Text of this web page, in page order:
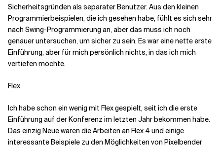
Sicherheitsgründen als separater Benutzer. Aus den kleinen
Programmierbeispielen, die ich gesehen habe, fühlt es sich sehr
nach Swing-Programmierung an, aber das muss ich noch
genauer untersuchen, um sicher zu sein. Es war eine nette erste
Einführung, aber für mich persönlich nichts, in das ich mich
vertiefen möchte.
Flex
Ich habe schon ein wenig mit Flex gespielt, seit ich die erste
Einführung auf der Konferenz im letzten Jahr bekommen habe.
Das einzig Neue waren die Arbeiten an Flex 4 und einige
interessante Beispiele zu den Möglichkeiten von Pixelbender